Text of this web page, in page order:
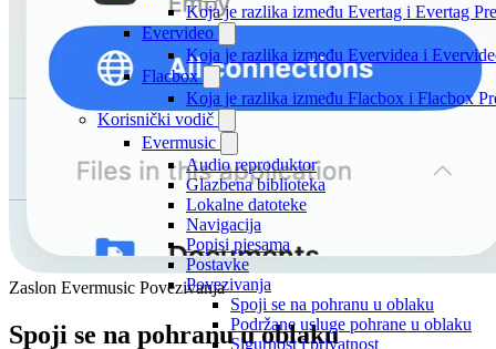
Koja je razlika između Evertag i Evertag
Evervideo
Koja je razlika između Evervidea i
Flacbox
Koja je razlika između Flacbox i Flacbox
Korisnički vodič
Evermusic
Audio reproduktor
Glazbena biblioteka
Lokalne datoteke
Navigacija
Popisi pjesama
Postavke
Povezivanja
Spoji se na pohranu u oblaku
Podržane usluge pohrane u oblaku
Sigurnost i privatnost
Zaslon Evermusic Povezivanja
Spoji se na pohranu u oblaku